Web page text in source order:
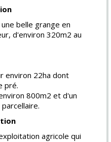
belle grange en
d'environ 320m2 au
environ 22ha dont
pré.
800m2 et d'un
agricole qui